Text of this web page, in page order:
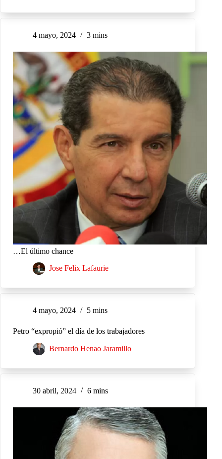
4 mayo, 2024 3 mins
…El último chance
Jose Felix Lafaurie
4 mayo, 2024 5 mins
Petro “expropió” el día de los trabajadores
Bernardo Henao Jaramillo
30 abril, 2024 6 mins